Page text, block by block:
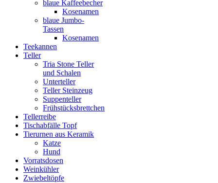
blaue Kaffeebecher
Kosenamen
blaue Jumbo-
Tassen
Kosenamen
Teekannen
Teller
Tria Stone Teller
und Schalen
Unterteller
Teller Steinzeug
Suppenteller
Frühstücksbrettchen
Tellerreibe
Tischabfälle Topf
Tierurnen aus Keramik
Katze
Hund
Vorratsdosen
Weinkühler
Zwiebeltöpfe